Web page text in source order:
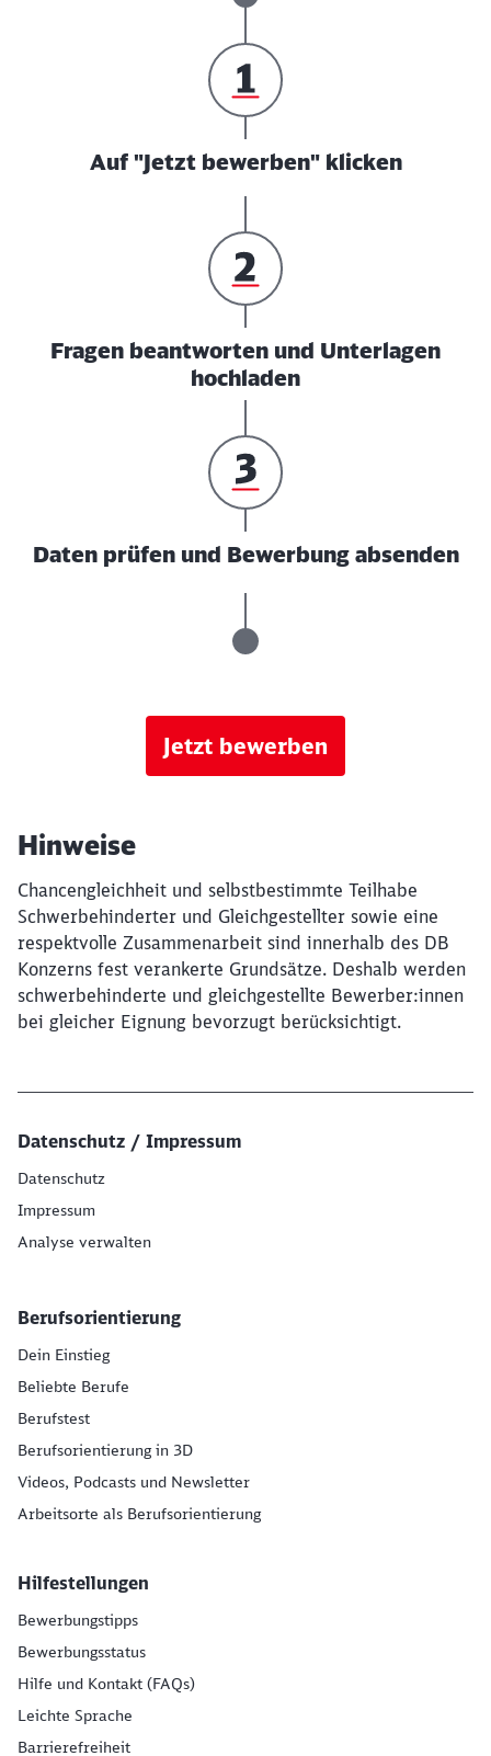
Auf "Jetzt bewerben" klicken
Fragen beantworten und Unterlagen
hochladen
Daten prüfen und Bewerbung absenden
Jetzt bewerben
Hinweise
Chancengleichheit und selbstbestimmte Teilhabe
Schwerbehinderter und Gleichgestellter sowie eine
respektvolle Zusammenarbeit sind innerhalb des DB
Konzerns fest verankerte Grundsätze. Deshalb werden
schwerbehinderte und gleichgestellte Bewerber:innen
bei gleicher Eignung bevorzugt berücksichtigt.
Datenschutz / Impressum
Datenschutz
Impressum
Analyse verwalten
Berufsorientierung
Dein Einstieg
Beliebte Berufe
Berufstest
Berufsorientierung in 3D
Videos, Podcasts und Newsletter
Arbeitsorte als Berufsorientierung
Hilfestellungen
Bewerbungstipps
Bewerbungsstatus
Hilfe und Kontakt (FAQs)
Leichte Sprache
Barrierefreiheit